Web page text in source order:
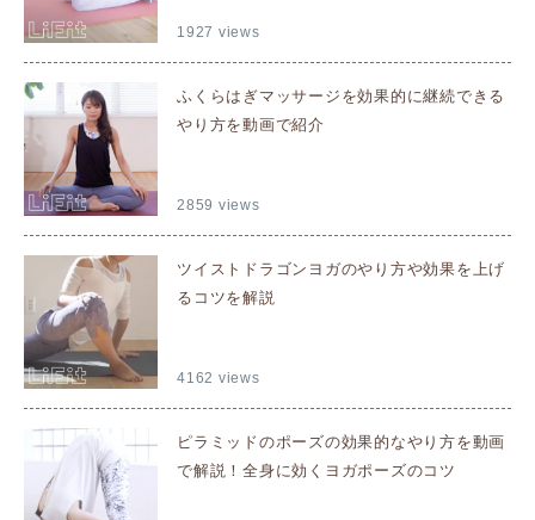
1927 views
ふくらはぎマッサージを効果的に継続できる
やり方を動画で紹介
2859 views
ツイストドラゴンヨガのやり方や効果を上げ
るコツを解説
4162 views
ピラミッドのポーズの効果的なやり方を動画
で解説！全身に効くヨガポーズのコツ